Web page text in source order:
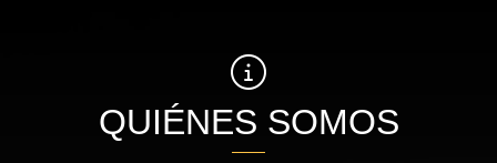
QUIÉNES SOMOS